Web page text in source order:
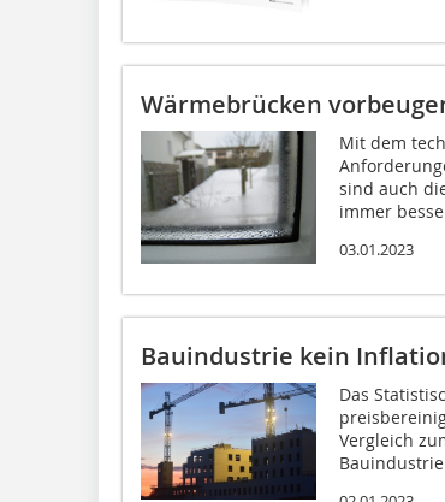
Wärmebrücken
Mit dem
sind auch
immer
03.01.2023
Bauindustrie kein
Das
Vergleich